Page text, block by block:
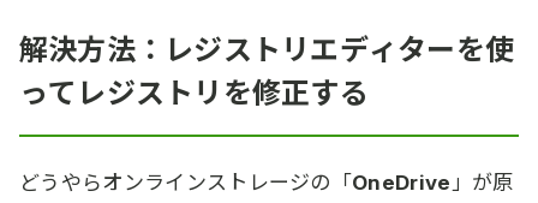
解決方法：レジストリエディターを使
ってレジストリを修正する
どうやらオンラインストレージの「OneDrive」が原